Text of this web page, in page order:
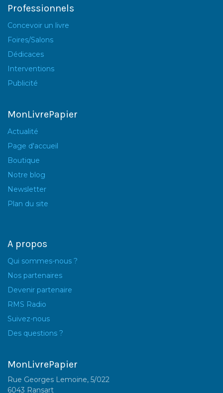
Professionnels
Concevoir un livre
Foires/Salons
Dédicaces
Interventions
Publicité
MonLivrePapier
Actualité
Page d'accueil
Boutique
Notre blog
Newsletter
Plan du site
A propos
Qui sommes-nous ?
Nos partenaires
Devenir partenaire
RMS Radio
Suivez-nous
Des questions ?
MonLivrePapier
Rue Georges Lemoine, 5/022
6043 Ransart